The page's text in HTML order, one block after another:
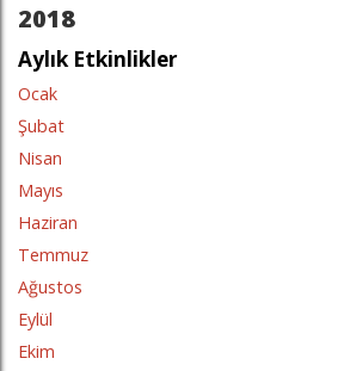
2018
Aylık Etkinlikler
Ocak
Şubat
Nisan
Mayıs
Haziran
Temmuz
Ağustos
Eylül
Ekim